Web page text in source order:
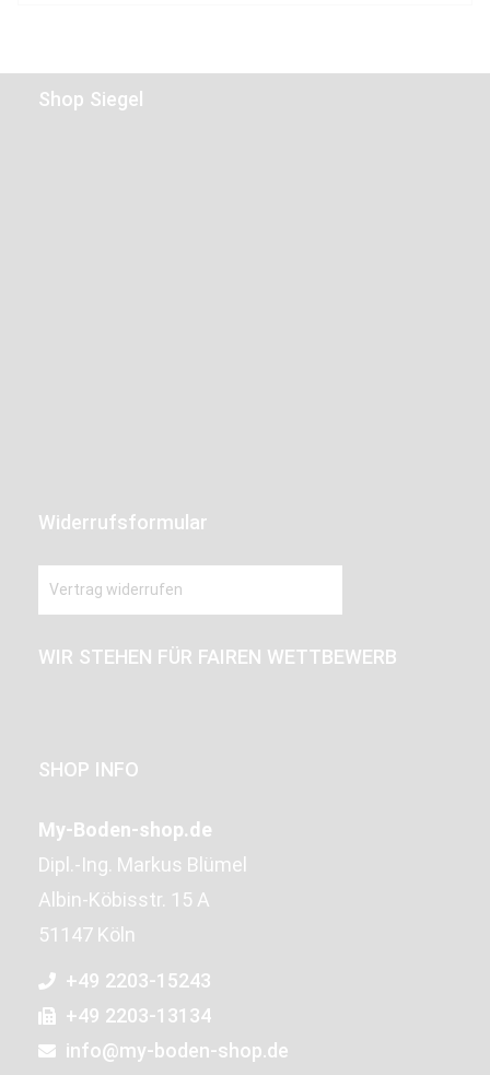
Shop Siegel
Widerrufsformular
Vertrag widerrufen
WIR STEHEN FÜR FAIREN WETTBEWERB
SHOP INFO
My-Boden-shop.de
Dipl.-Ing. Markus Blümel
Albin-Köbisstr. 15 A
51147 Köln
+49 2203-15243
+49 2203-13134
info@my-boden-shop.de